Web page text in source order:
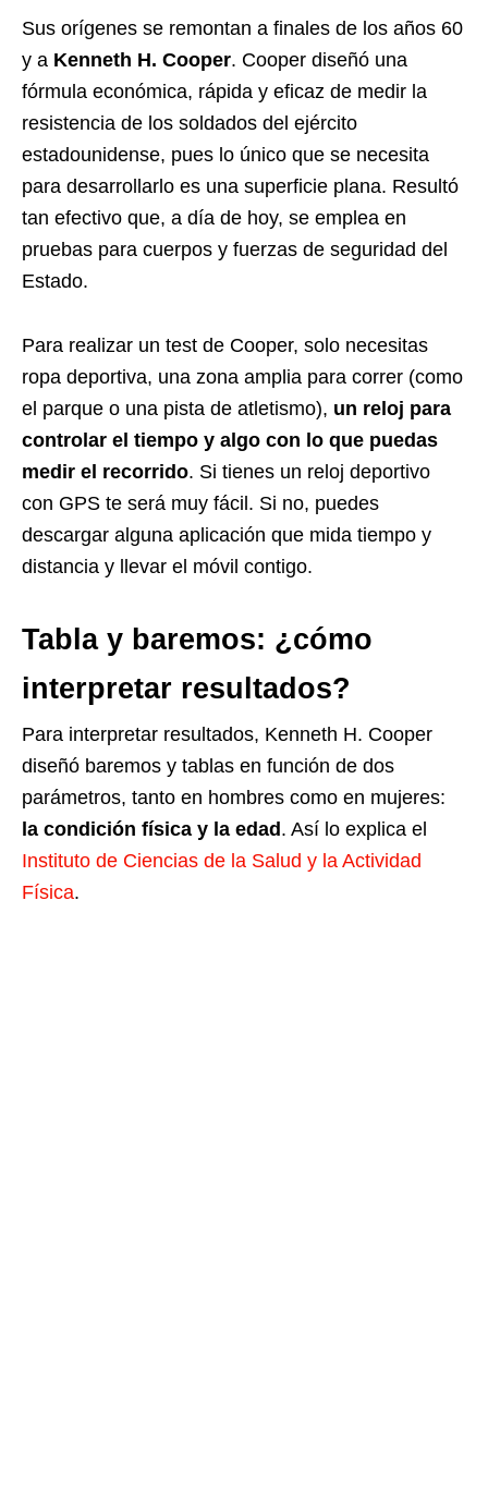
Sus orígenes se remontan a finales de los años 60
y a Kenneth H. Cooper. Cooper diseñó una
fórmula económica, rápida y eficaz de medir la
resistencia de los soldados del ejército
estadounidense, pues lo único que se necesita
para desarrollarlo es una superficie plana. Resultó
tan efectivo que, a día de hoy, se emplea en
pruebas para cuerpos y fuerzas de seguridad del
Estado.
Para realizar un test de Cooper, solo necesitas
ropa deportiva, una zona amplia para correr (como
el parque o una pista de atletismo), un reloj para
controlar el tiempo y algo con lo que puedas
medir el recorrido. Si tienes un reloj deportivo
con GPS te será muy fácil. Si no, puedes
descargar alguna aplicación que mida tiempo y
distancia y llevar el móvil contigo.
Tabla y baremos: ¿cómo
interpretar resultados?
Para interpretar resultados, Kenneth H. Cooper
diseñó baremos y tablas en función de dos
parámetros, tanto en hombres como en mujeres:
la condición física y la edad. Así lo explica el
Instituto de Ciencias de la Salud y la Actividad
Física.